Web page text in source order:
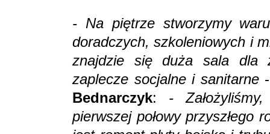
- Na piętrze stworzymy
doradczych, szkoleniowych i
znajdzie się duża sala dla
zaplecze socjalne i sanitarne-
Bednarczyk: -
pierwszej połowy przyszłego